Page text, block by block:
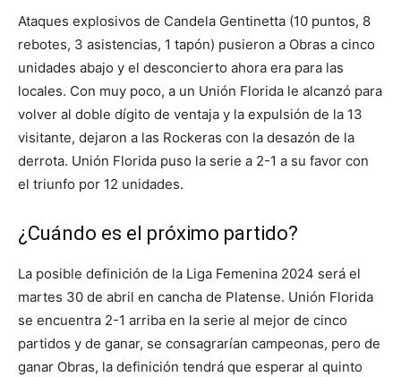
Ataques explosivos de Candela Gentinetta (10 puntos, 8
rebotes, 3 asistencias, 1 tapón) pusieron a Obras a cinco
unidades abajo y el desconcierto ahora era para las
locales. Con muy poco, a un Unión Florida le alcanzó para
volver al doble dígito de ventaja y la expulsión de la 13
visitante, dejaron a las Rockeras con la desazón de la
derrota. Unión Florida puso la serie a 2-1 a su favor con
el triunfo por 12 unidades.
¿Cuándo es el próximo partido?
La posible definición de la Liga Femenina 2024 será el
martes 30 de abril en cancha de Platense. Unión Florida
se encuentra 2-1 arriba en la serie al mejor de cinco
partidos y de ganar, se consagrarían campeonas, pero de
ganar Obras, la definición tendrá que esperar al quinto